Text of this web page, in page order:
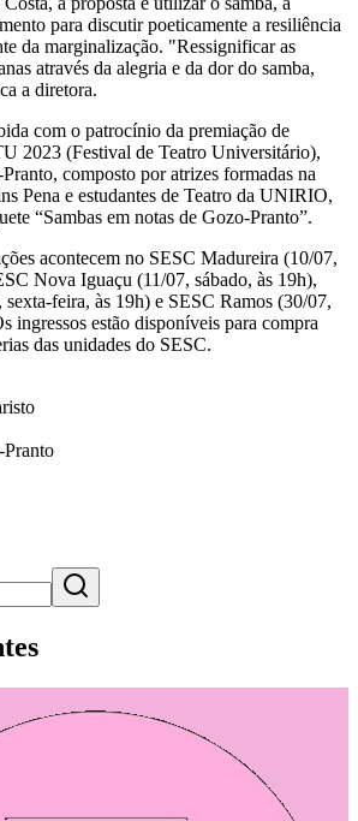
para discutir poeticamente a resiliência
da marginalização. "Ressignificar as
através da alegria e da dor do samba,
a diretora.
com o patrocínio da premiação de
2023 (Festival de Teatro Universitário),
composto por atrizes formadas na
Pena e estudantes de Teatro da UNIRIO,
“Sambas em notas de Gozo-Pranto”.
acontecem no SESC Madureira (10/07,
Nova Iguaçu (11/07, sábado, às 19h),
feira, às 19h) e SESC Ramos (30/07,
ingressos estão disponíveis para compra
das unidades do SESC.